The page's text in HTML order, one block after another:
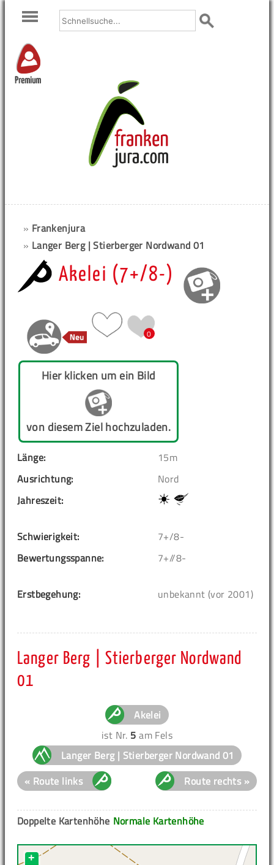
Premium
» Frankenjura
» Langer Berg | Stierberger Nordwand 01
Akelei (7+/8-)
0
Hier klicken um ein Bild
von diesem Ziel hochzuladen.
Länge:
15m
Ausrichtung:
Nord
Jahreszeit:
Schwierigkeit:
7+/8-
Bewertungsspanne:
7+//8-
Erstbegehung: unbekannt (vor 2001)
Langer Berg | Stierberger Nordwand
01
Akelei
ist Nr. 5 am Fels
Langer Berg | Stierberger Nordwand 01
« Route links
Route rechts »
Normale Kartenhöhe
Doppelte Kartenhöhe
+